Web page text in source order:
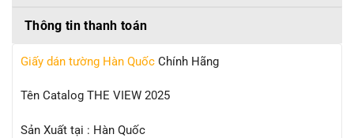
Thông tin thanh toán
Giấy dán tường Hàn Quốc Chính Hãng
Tên Catalog THE VIEW 2025
Sản Xuất tại : Hàn Quốc